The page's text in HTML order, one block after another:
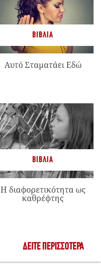
ΒΙΒΛΊΑ
Αυτό Σταματάει Εδώ
ΒΙΒΛΊΑ
Η διαφορετικότητα ως
καθρέφτης
ΔΕΊΤΕ ΠΕΡΙΣΣΌΤΕΡΑ